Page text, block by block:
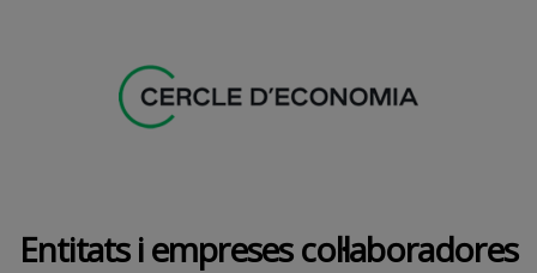
Entitats i empreses col·laboradores